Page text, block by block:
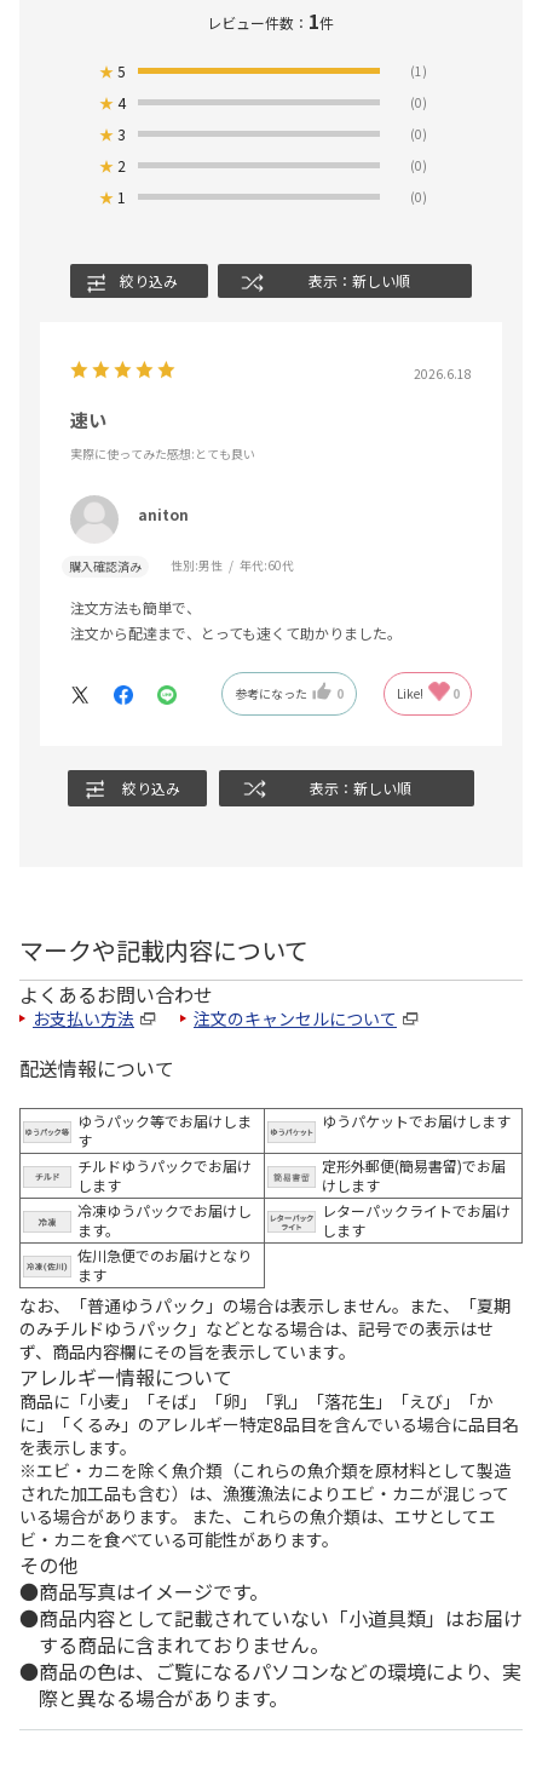
レビュー件数： 1件
★5 (1)
★4 (0)
★3 (0)
★ 2 (0)
★ 1 (0)
絞り込み 表示：新しい順
2026.6.18
速い
実際に使ってみた感想:とても良い
aniton
購入確認済み 性別:男性 年代:60代
注文方法も簡単で、
注文から配達まで、とっても速くて助かりました。
参考になった 0 Like! 0
絞り込み 表示：新しい順
マークや記載内容について
よくあるお問い合わせ
お支払い方法 注文のキャンセルについて
配送情報について
ゆうパック等でお届けしま
す
ゆうパケットでお届けします
チルドゆうパックでお届け
します
定形外郵便(簡易書留)でお届
けします
冷凍ゆうパックでお届けし
ます。
レターパックライトでお届け
します
佐川急便でのお届けとなり
ます
なお、「普通ゆうパック」の場合は表示しません。また、「夏期
のみチルドゆうパック」などとなる場合は、記号での表示はせ
ず、商品内容欄にその旨を表示しています。
アレルギー情報について
商品に「小麦」「そば」「卵」「乳」「落花生」「えび」「か
に」「くるみ」のアレルギー特定8品目を含んでいる場合に品目名
を表示します。
※エビ・カニを除く魚介類（これらの魚介類を原材料として製造
された加工品も含む）は、漁獲漁法によりエビ・カニが混じって
いる場合があります。 また、これらの魚介類は、エサとしてエ
ビ・カニを食べている可能性があります。
その他
商品写真はイメージです。
商品内容として記載されていない「小道具類」はお届け
する商品に含まれておりません。
商品の色は、ご覧になるパソコンなどの環境により、実
際と異なる場合があります。